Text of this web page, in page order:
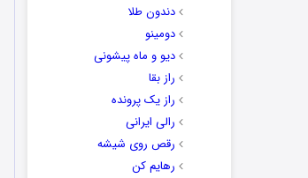
دندون طلا
دومینو
دیو و ماه پیشونی
راز بقا
راز یک پرونده
رالی ایرانی
رقص روی شیشه
رهایم کن